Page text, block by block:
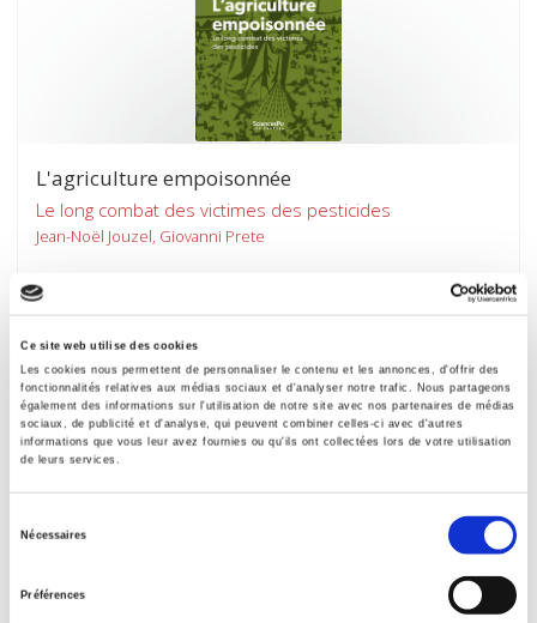
Ce site web utilise des cookies
Les cookies nous permettent de personnaliser le contenu et les annonces, d'offrir des
fonctionnalités relatives aux médias sociaux et d'analyser notre trafic. Nous partageons
également des informations sur l'utilisation de notre site avec nos partenaires de médias
sociaux, de publicité et d'analyse, qui peuvent combiner celles-ci avec d'autres
informations que vous leur avez fournies ou qu'ils ont collectées lors de votre utilisation
de leurs services.
Nécessaires
Préférences
L'agriculture empoisonnée
Le long combat des victimes des pesticides
Jean-Noël Jouzel, Giovanni Prete
Une agriculture sans agriculteurs